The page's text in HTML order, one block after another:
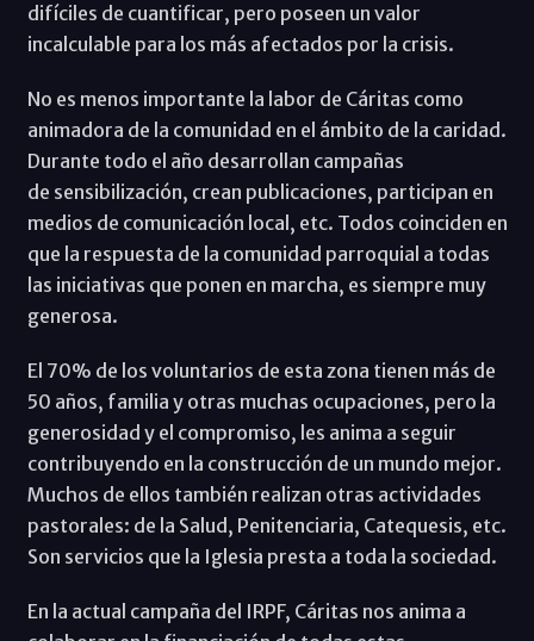
difíciles de cuantificar, pero poseen un valor
incalculable para los más afectados por la crisis.
No es menos importante la labor de Cáritas como
animadora de la comunidad en el ámbito de la caridad.
Durante todo el año desarrollan campañas
de sensibilización, crean publicaciones, participan en
medios de comunicación local, etc. Todos coinciden en
que la respuesta de la comunidad parroquial a todas
las iniciativas que ponen en marcha, es siempre muy
generosa.
El 70% de los voluntarios de esta zona tienen más de
50 años, familia y otras muchas ocupaciones, pero la
generosidad y el compromiso, les anima a seguir
contribuyendo en la construcción de un mundo mejor.
Muchos de ellos también realizan otras actividades
pastorales: de la Salud, Penitenciaria, Catequesis, etc.
Son servicios que la Iglesia presta a toda la sociedad.
En la actual campaña del IRPF, Cáritas nos anima a